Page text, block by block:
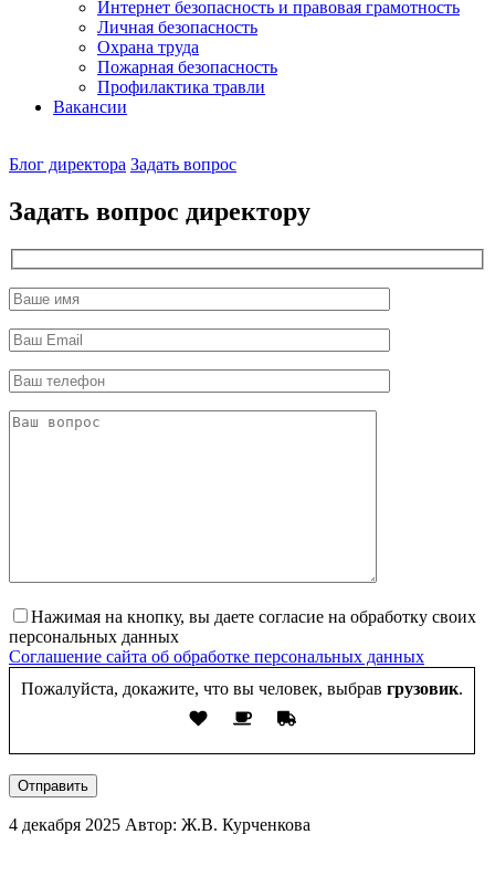
Интернет безопасность и правовая грамотность
Личная безопасность
Охрана труда
Пожарная безопасность
Профилактика травли
Вакансии
директор
Блог директора Задать вопрос
Задать вопрос директору
Нажимая на кнопку, вы даете согласие на обработку своих
персональных данных
Соглашение сайта об обработке персональных данных
Пожалуйста, докажите, что вы человек, выбрав грузовик.
Отправить
4 декабря 2025 Автор: Ж.В. Курченкова